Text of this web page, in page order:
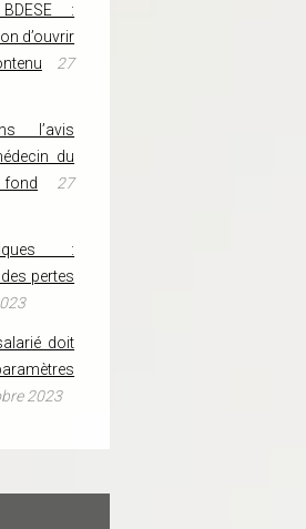
:
d’ouvrir
27
l’avis
du
fond
27
:
pertes
doit
2023